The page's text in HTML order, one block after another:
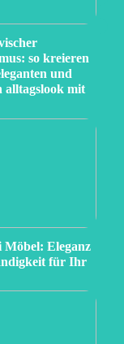
so kreieren
und
alltagslook mit
Möbel: Eleganz
für Ihr